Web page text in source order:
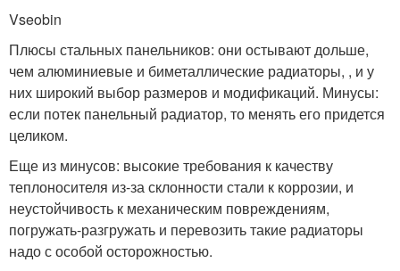
Vseobin
Плюсы стальных панельников: они остывают дольше,
чем алюминиевые и биметаллические радиаторы, , и у
них широкий выбор размеров и модификаций. Минусы:
если потек панельный радиатор, то менять его придется
целиком.
Еще из минусов: высокие требования к качеству
теплоносителя из-за склонности стали к коррозии, и
неустойчивость к механическим повреждениям,
погружать-разгружать и перевозить такие радиаторы
надо с особой осторожностью.